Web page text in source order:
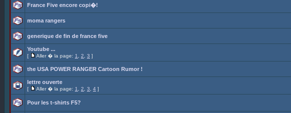
France Five encore copi�!
moma rangers
generique de fin de france five
Youtube ...
[ Aller � la page: 1 2 3 ]
the USA POWER RANGER Cartoon Rumor !
lettre ouverte
[ Aller � la page: 1 2 3 4 ]
Pour les t-shirts F5?